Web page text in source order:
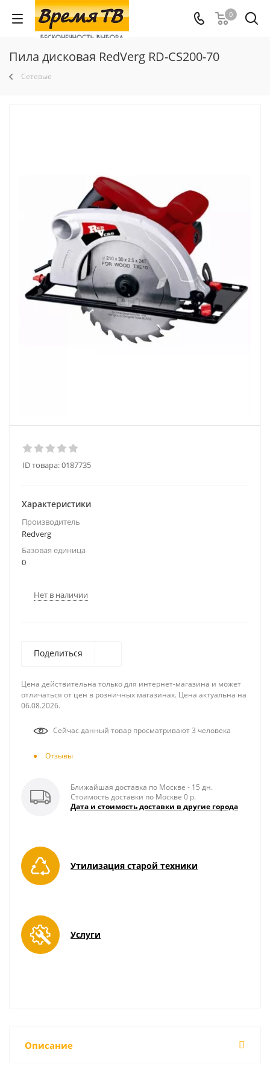
0
Пила дисковая RedVerg RD-CS200-70
Сетевые
ID товара:0187735
Характеристики
Производитель
Redverg
Базовая единица
0
Нет в наличии
Поделиться
Цена действительна только для интернет-магазина и может
отличаться от цен в розничных магазинах. Цена актуальна на
06.08.2026.
Сейчас данный товар просматривают 3 человека
Отзывы
Ближайшая доставка по Москве - 15 дн.
Стоимость доставки по Москве 0 р.
Дата и стоимость доставки в другие города
Утилизация старой техники
Услуги
Описание